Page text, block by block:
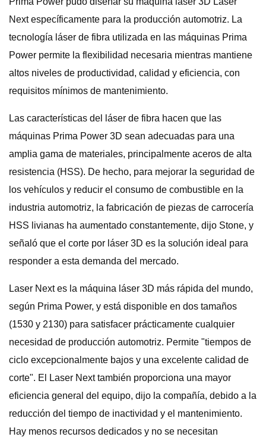
Next específicamente para la producción automotriz. La
tecnología láser de fibra utilizada en las máquinas Prima
Power permite la flexibilidad necesaria mientras mantiene
altos niveles de productividad, calidad y eficiencia, con
requisitos mínimos de mantenimiento.
Las características del láser de fibra hacen que las
máquinas Prima Power 3D sean adecuadas para una
amplia gama de materiales, principalmente aceros de alta
resistencia (HSS). De hecho, para mejorar la seguridad de
los vehículos y reducir el consumo de combustible en la
industria automotriz, la fabricación de piezas de carrocería
HSS livianas ha aumentado constantemente, dijo Stone, y
señaló que el corte por láser 3D es la solución ideal para
responder a esta demanda del mercado.
Laser Next es la máquina láser 3D más rápida del mundo,
según Prima Power, y está disponible en dos tamaños
(1530 y 2130) para satisfacer prácticamente cualquier
necesidad de producción automotriz. Permite "tiempos de
ciclo excepcionalmente bajos y una excelente calidad de
corte". El Laser Next también proporciona una mayor
eficiencia general del equipo, dijo la compañía, debido a la
reducción del tiempo de inactividad y el mantenimiento.
Hay menos recursos dedicados y no se necesitan